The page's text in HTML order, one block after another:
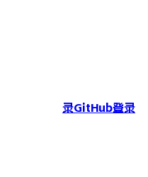
录GitHub登录